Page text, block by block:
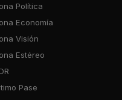
Política
Economía
Visión
Estéreo
Pase